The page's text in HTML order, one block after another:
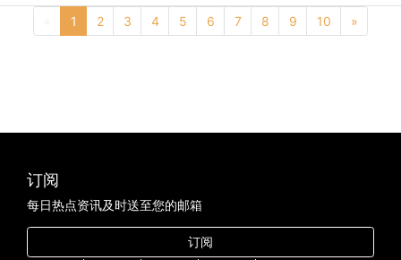
Previous
1 2 3 4 5 6 7 8 9 10 »Next
订阅
每日热点资讯及时送至您的邮箱
订阅